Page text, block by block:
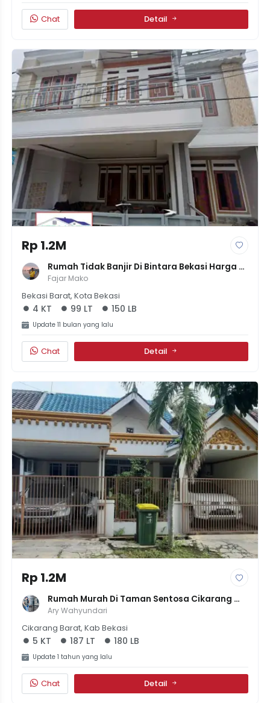
Chat Detail
Rp 1.2M
Rumah Tidak Banjir Di Bintara Bekasi Harga
1,5Miliyar 4Kamar
Fajar Mako
Bekasi Barat, Kota Bekasi
4 KT 99 LT 150 LB
Update 11 bulan yang lalu
Chat Detail
Rp 1.2M
Rumah Murah Di Taman Sentosa Cikarang
Gratis Furnish! 3 Kmar
Ary Wahyundari
Cikarang Barat, Kab Bekasi
5 KT 187 LT 180 LB
Update 1 tahun yang lalu
Chat Detail